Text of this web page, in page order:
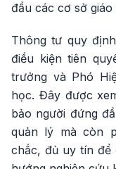
đầu các cơ sở giáo
Thông tư quy
điều kiện tiên
trưởng và Phó
học. Đây được
bảo người đứng
quản lý mà còn
chắc, đủ uy tín để